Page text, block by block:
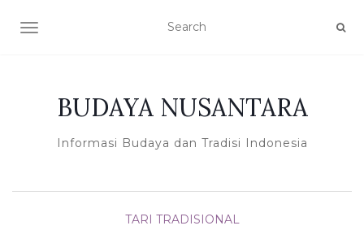
TOGGLE NAVIGATION
BUDAYA NUSANTARA
Informasi Budaya dan Tradisi Indonesia
TARI TRADISIONAL